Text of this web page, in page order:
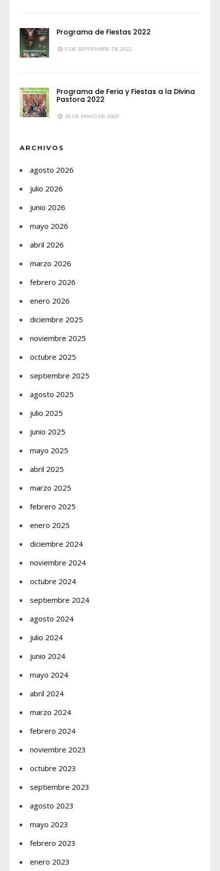
Programa de Fiestas 2022
5 DE SEPTIEMBRE DE 2022
Programa de Feria y Fiestas a la Divina
Pastora 2022
26 DE MAYO DE 2022
ARCHIVOS
agosto 2026
julio 2026
junio 2026
mayo 2026
abril 2026
marzo 2026
febrero 2026
enero 2026
diciembre 2025
noviembre 2025
octubre 2025
septiembre 2025
agosto 2025
julio 2025
junio 2025
mayo 2025
abril 2025
marzo 2025
febrero 2025
enero 2025
diciembre 2024
noviembre 2024
octubre 2024
septiembre 2024
agosto 2024
julio 2024
junio 2024
mayo 2024
abril 2024
marzo 2024
febrero 2024
noviembre 2023
octubre 2023
septiembre 2023
agosto 2023
mayo 2023
febrero 2023
enero 2023